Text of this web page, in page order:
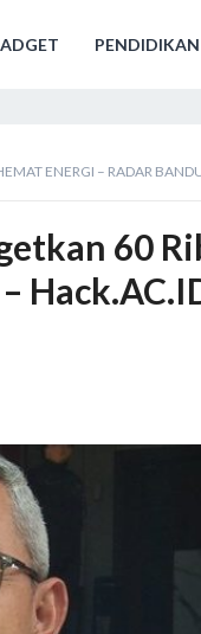
PENDIDIKAN
ENERGI – RADAR
60